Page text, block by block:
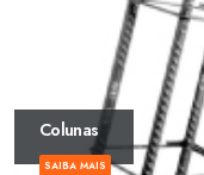
Colunas
SAIBA MAIS